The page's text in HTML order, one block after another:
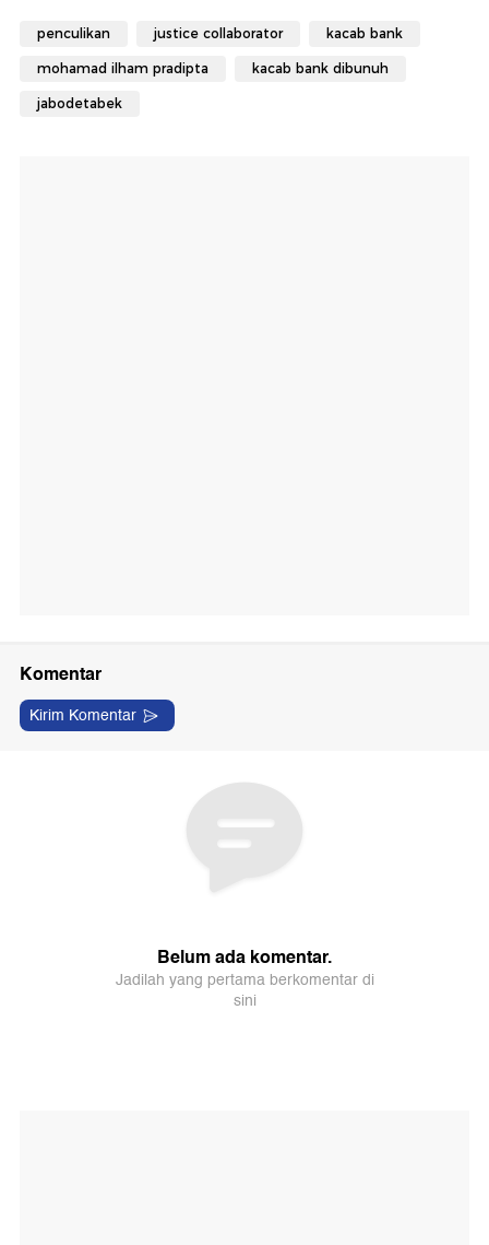
penculikan justice collaborator kacab bank
mohamad ilham pradipta kacab bank dibunuh
jabodetabek